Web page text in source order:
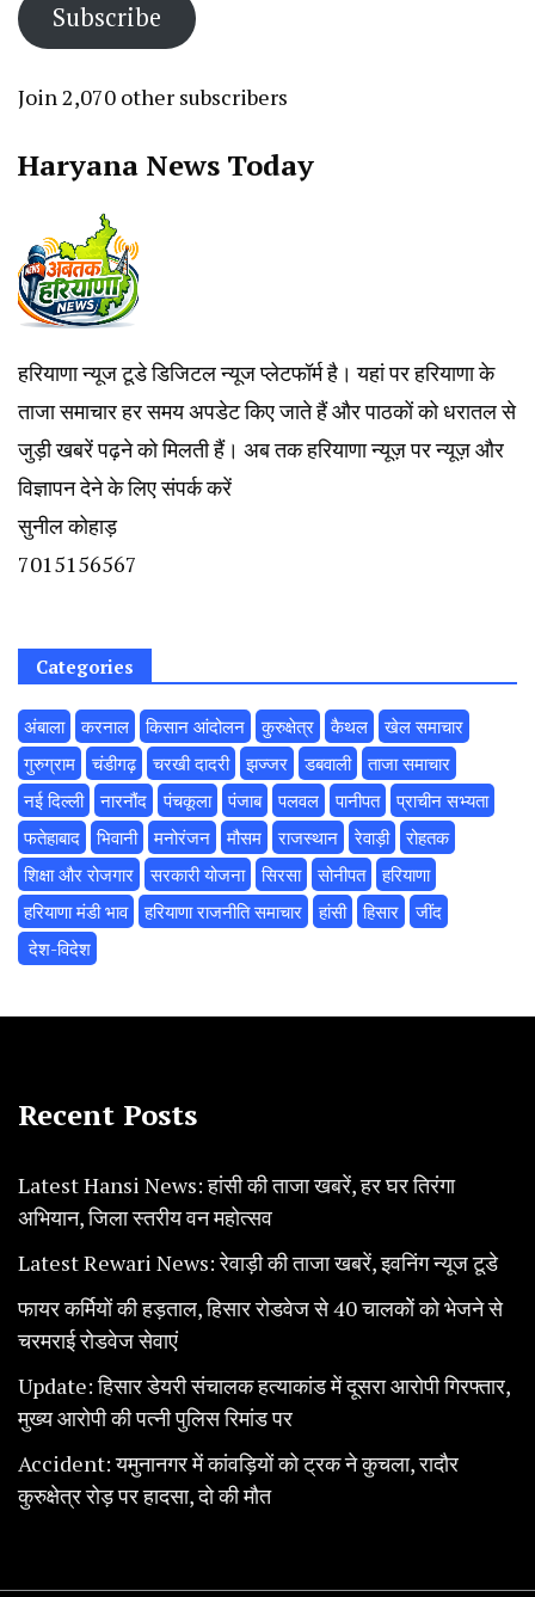
Subscribe
Join 2,070 other subscribers
Haryana News Today
हरियाणा न्यूज टूडे डिजिटल न्यूज प्लेटफॉर्म है। यहां पर हरियाणा के
ताजा समाचार हर समय अपडेट किए जाते हैं और पाठकों को धरातल से
जुड़ी खबरें पढ़ने को मिलती हैं। अब तक हरियाणा न्यूज़ पर न्यूज़ और
विज्ञापन देने के लिए संपर्क करें
सुनील कोहाड़
7015156567
Categories
अंबाला करनाल किसान आंदोलन कुरुक्षेत्र कैथल
खेल समाचार
गुरुग्राम
चंडीगढ़ चरखी दादरी झज्जर डबवाली
ताजा समाचार
नई दिल्ली
नारनौंद पंचकूला पंजाब पलवल पानीपत
प्राचीन सभ्यता
फतेहाबाद
भिवानी मनोरंजन मौसम राजस्थान रेवाड़ी
रोहतक
शिक्षा और रोजगार
सरकारी योजना सिरसा सोनीपत
हरियाणा
हरियाणा मंडी भाव
हरियाणा राजनीति समाचार हांसी हिसार
‌जींद
‌ देश-विदेश
Recent Posts
Latest Hansi News: हांसी की ताजा खबरें, हर घर तिरंगा
अभियान, जिला स्तरीय वन महोत्सव
Latest Rewari News: रेवाड़ी की ताजा खबरें, इवनिंग न्यूज टूडे
फायर कर्मियों की हड़ताल, हिसार रोडवेज से 40 चालकोें को भेजने से
चरमराई रोडवेज सेवाएं
Update: हिसार डेयरी संचालक हत्याकांड में दूसरा आरोपी गिरफ्तार,
मुख्य आरोपी की पत्नी पुलिस रिमांड पर
Accident: यमुनानगर में कांवड़ियों को ट्रक ने कुचला, रादौर
कुरुक्षेत्र रोड़ पर हादसा, दो की मौत